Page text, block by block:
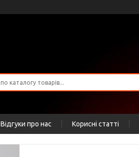
Відгуки про нас Корисні статті